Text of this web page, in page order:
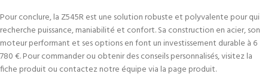
Pour conclure, la Z545R est une solution robuste et polyvalente pour qui
recherche puissance, maniabilité et confort. Sa construction en acier, son
moteur performant et ses options en font un investissement durable à 6
780 €. Pour commander ou obtenir des conseils personnalisés, visitez la
fiche produit ou contactez notre équipe via la page produit.